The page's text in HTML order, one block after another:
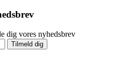
dig vores nyhedsbrev
Tilmeld dig